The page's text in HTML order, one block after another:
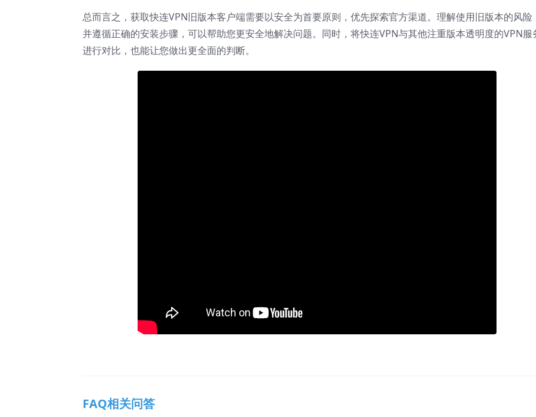
总而言之，获取快连VPN旧版本客户端需要以安全为首要原则，优先探索官方渠道。理解使用旧版本的风险
并遵循正确的安装步骤，可以帮助您更安全地解决问题。同时，将快连VPN与其他注重版本透明度的VPN服
进行对比，也能让您做出更全面的判断。
FAQ相关问答